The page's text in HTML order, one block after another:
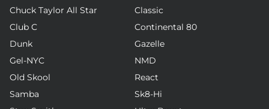
Chuck Taylor All Star
Classic
Club C
Continental 80
Dunk
Gazelle
Gel-NYC
NMD
Old Skool
React
Samba
Sk8-Hi